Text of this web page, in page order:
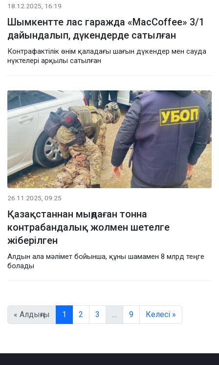
18.12.2025, 16:19
Шымкентте лас гаражда «MacCoffee» 3/1
дайындалып, дүкендерде сатылған
Контрафактілік өнім қаладағы шағын дүкендер мен сауда
нүктелері арқылы сатылған
26.11.2025, 09:25
Қазақстаннан мыңдаған тонна
контрабандалық жолмен шетелге
жіберілген
Алдын ала мәлімет бойынша, құны шамамен 8 млрд теңге
болады
« Алдыңғы 1 2 3 9 Келесі »